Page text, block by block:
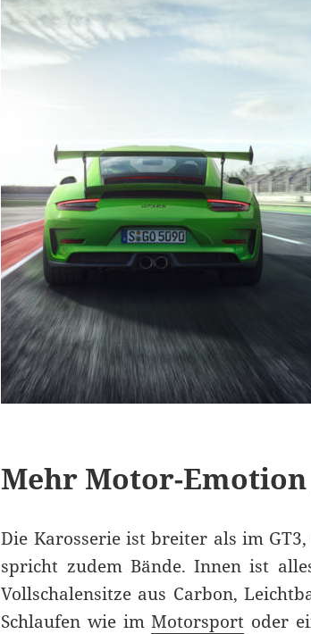
Mehr Motor-
Die Karosserie ist breiter als im
spricht zudem Bände. Innen ist
Vollschalensitze aus Carbon,
Schlaufen wie imMotorsport oder